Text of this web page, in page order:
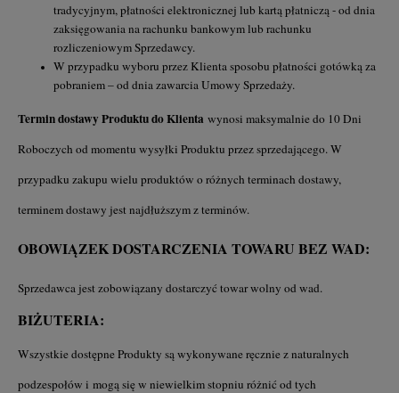
tradycyjnym, płatności elektronicznej lub kartą płatniczą - od dnia
zaksięgowania na rachunku bankowym lub rachunku
rozliczeniowym Sprzedawcy.
W przypadku wyboru przez Klienta sposobu płatności gotówką za
pobraniem – od dnia zawarcia Umowy Sprzedaży.
Termin dostawy Produktu do Klienta wynosi maksymalnie do 10 Dni
Roboczych od momentu wysyłki Produktu przez sprzedającego. W
przypadku zakupu wielu produktów o różnych terminach dostawy,
terminem dostawy jest najdłuższym z terminów.
OBOWIĄZEK DOSTARCZENIA TOWARU BEZ WAD:
Sprzedawca jest zobowiązany dostarczyć towar wolny od wad.
BIŻUTERIA:
Wszystkie dostępne Produkty są wykonywane ręcznie z naturalnych
podzespołów i mogą się w niewielkim stopniu różnić od tych